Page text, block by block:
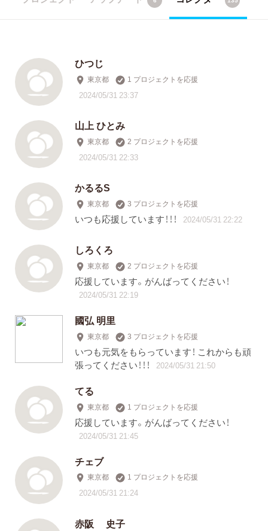
ひつじ
東京都 1 プロジェクトを応援
2024/05/31 23:37
山上 ひとみ
東京都 2 プロジェクトを応援
2024/05/31 22:33
かるるS
東京都 3 プロジェクトを応援
いつも応援しています！！！ 2024/05/31 22:22
しろくろ
東京都 2 プロジェクトを応援
応援しています。がんばってください！
2024/05/31 22:19
國弘 明里
東京都 3 プロジェクトを応援
いつも元気をもらっています！ これからも頑
張ってください！！！
2024/05/31 21:50
てる
東京都 1 プロジェクトを応援
応援しています。がんばってください！
2024/05/31 21:45
チェブ
東京都 1 プロジェクトを応援
2024/05/31 21:24
赤阪 史子